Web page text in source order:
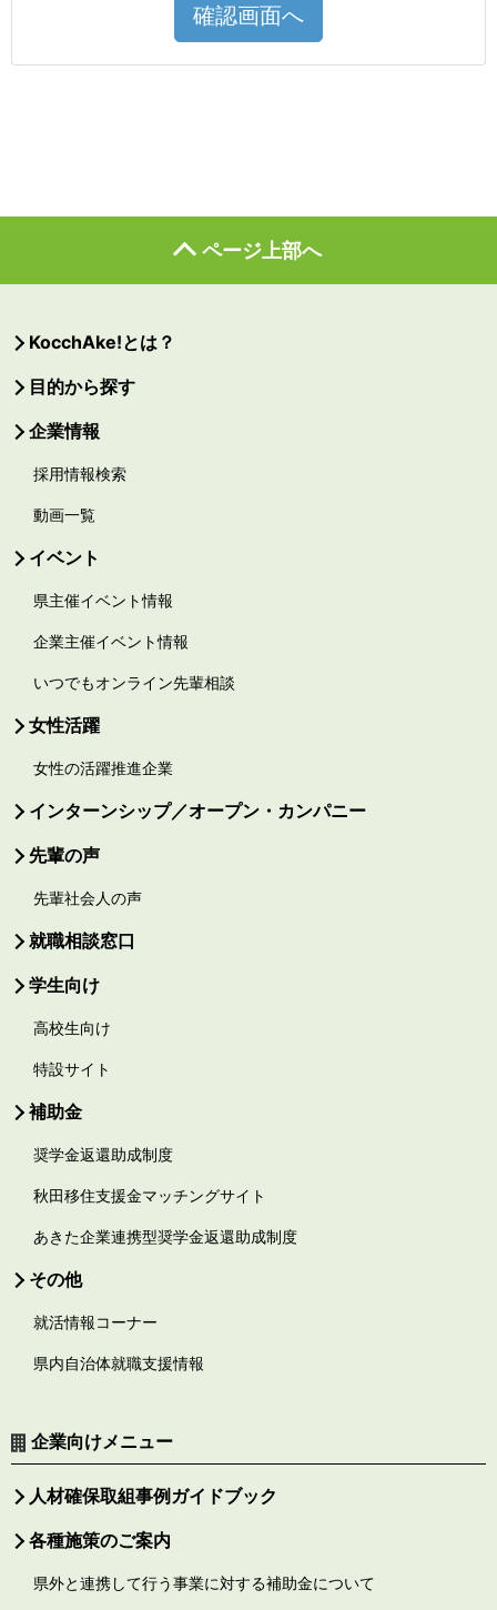
確認画面へ
ページ上部へ
KocchAke!とは？
目的から探す
企業情報
採用情報検索
動画一覧
イベント
県主催イベント情報
企業主催イベント情報
いつでもオンライン先輩相談
女性活躍
女性の活躍推進企業
インターンシップ／オープン・カンパニー
先輩の声
先輩社会人の声
就職相談窓口
学生向け
高校生向け
特設サイト
補助金
奨学金返還助成制度
秋田移住支援金マッチングサイト
あきた企業連携型奨学金返還助成制度
その他
就活情報コーナー
県内自治体就職支援情報
企業向けメニュー
人材確保取組事例ガイドブック
各種施策のご案内
県外と連携して行う事業に対する補助金について